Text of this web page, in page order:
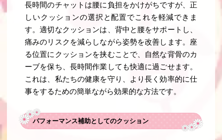
長時間のチャットは腰に負担をかけがちですが、正
しいクッションの選択と配置でこれを軽減できま
す。適切なクッションは、背中と腰をサポートし、
痛みのリスクを減らしながら姿勢を改善します。座
る位置にクッションを挟むことで、自然な背骨のカ
ーブを保ち、長時間作業しても快適に過ごせます。
これは、私たちの健康を守り、より長く効率的に仕
事をするための簡単ながら効果的な方法です。
パフォーマンス補助としてのクッション